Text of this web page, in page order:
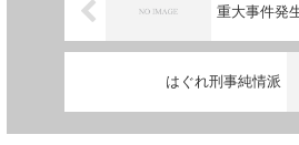
重大事件発
はぐれ刑事純情派